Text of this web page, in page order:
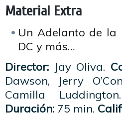
Material Extra
Un Adelanto de la
DC y más…
Director: Jay Oliva.
Dawson, Jerry
Camilla
Duración: 75 min.